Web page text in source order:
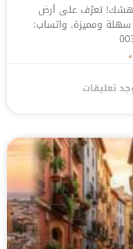
تعرّف على أرض
سهلة ومميزة. واتساب:
تعليقات